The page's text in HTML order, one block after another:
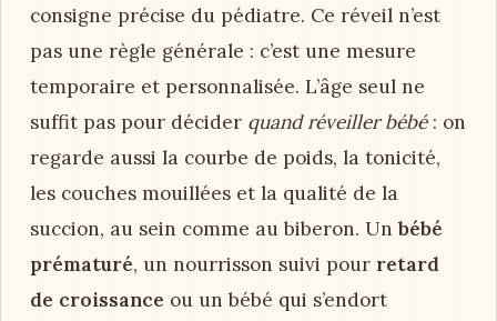
consigne précise du pédiatre. Ce réveil n’est
pas une règle générale : c’est une mesure
temporaire et personnalisée. L’âge seul ne
suffit pas pour décider quand réveiller bébé: on
regarde aussi la courbe de poids, la tonicité,
les couches mouillées et la qualité de la
succion, au sein comme au biberon. Unbébé
prématuré, un nourrisson suivi pour retard
de croissance ou un bébé qui s’endort